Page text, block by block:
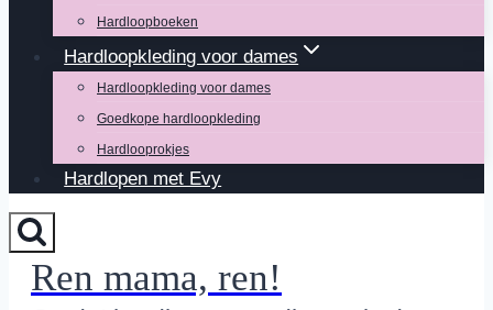
Hardloopboeken
Hardloopkleding voor dames
Hardloopkleding voor dames
Goedkope hardloopkleding
Hardlooprokjes
Hardlopen met Evy
Ren mama, ren!